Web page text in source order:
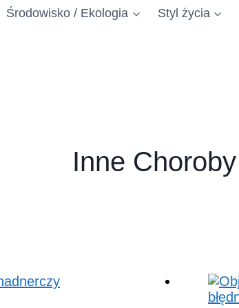
Środowisko / Ekologia Styl życia
Inne Choroby